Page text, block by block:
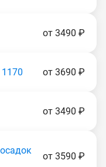
от 3490 ₽
от 3690 ₽
от 3490 ₽
от 3590 ₽